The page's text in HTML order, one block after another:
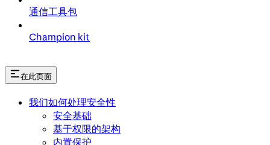
通信工具包
Champion kit
在此页面
我们如何处理安全性
安全基础
基于权限的架构
内置保护